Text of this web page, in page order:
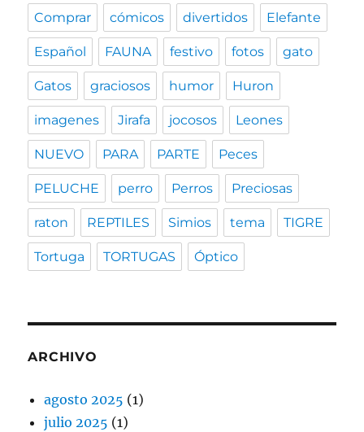
Comprar cómicos divertidos Elefante
Español FAUNA festivo fotos gato
Gatos graciosos humor Huron
imagenes Jirafa jocosos Leones
NUEVO PARA PARTE Peces
PELUCHE perro Perros Preciosas
raton REPTILES Simios tema TIGRE
Tortuga TORTUGAS Óptico
ARCHIVO
agosto 2025 (1)
julio 2025 (1)